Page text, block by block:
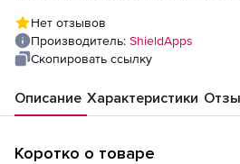
Количество
Нет отзывов
Производитель: ShieldApps
Скопировать ссылку
Описание Характеристики
Коротко о товаре